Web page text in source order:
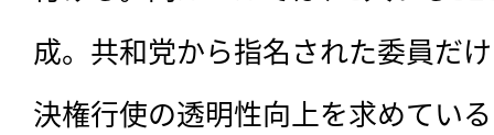
成。共和党から指名された委員だ
決権行使の透明性向上を求めてい